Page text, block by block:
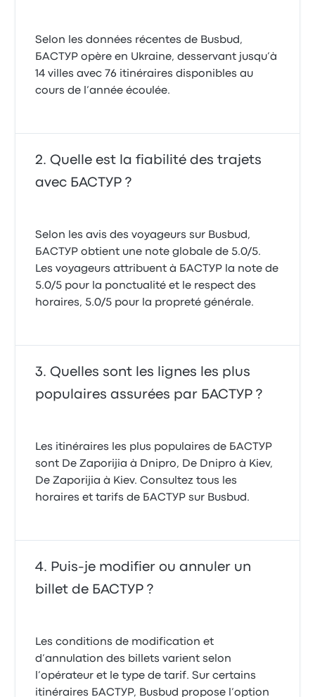
Selon les données récentes de Busbud,
БАСТУР opère en Ukraine, desservant jusqu’à
14 villes avec 76 itinéraires disponibles au
cours de l’année écoulée.
Quelle est la fiabilité des trajets
avec БАСТУР ?
Selon les avis des voyageurs sur Busbud,
БАСТУР obtient une note globale de 5.0/5.
Les voyageurs attribuent à БАСТУР la note de
5.0/5 pour la ponctualité et le respect des
horaires, 5.0/5 pour la propreté générale.
Quelles sont les lignes les plus
populaires assurées par БАСТУР ?
Les itinéraires les plus populaires de БАСТУР
sont De Zaporijia à Dnipro, De Dnipro à Kiev,
De Zaporijia à Kiev. Consultez tous les
horaires et tarifs de БАСТУР sur Busbud.
Puis-je modifier ou annuler un
billet de БАСТУР ?
Les conditions de modification et
d’annulation des billets varient selon
l’opérateur et le type de tarif. Sur certains
itinéraires БАСТУР, Busbud propose l’option